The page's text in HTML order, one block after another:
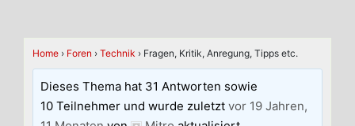
Home › Foren › Technik › Fragen, Kritik, Anregung, Tipps etc.
Dieses Thema hat 31 Antworten sowie
10 Teilnehmer und wurde zuletztvor 19 Jahren,